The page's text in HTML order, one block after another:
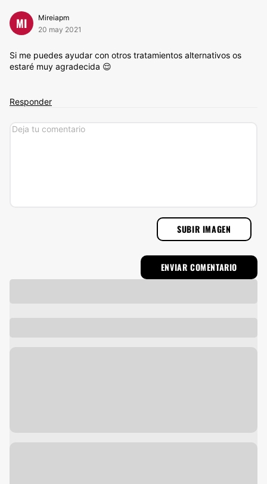
MI
Mireiapm
20 may 2021
Si me puedes ayudar con otros tratamientos alternativos os
estaré muy agradecida 😌
Responder
SUBIR IMAGEN